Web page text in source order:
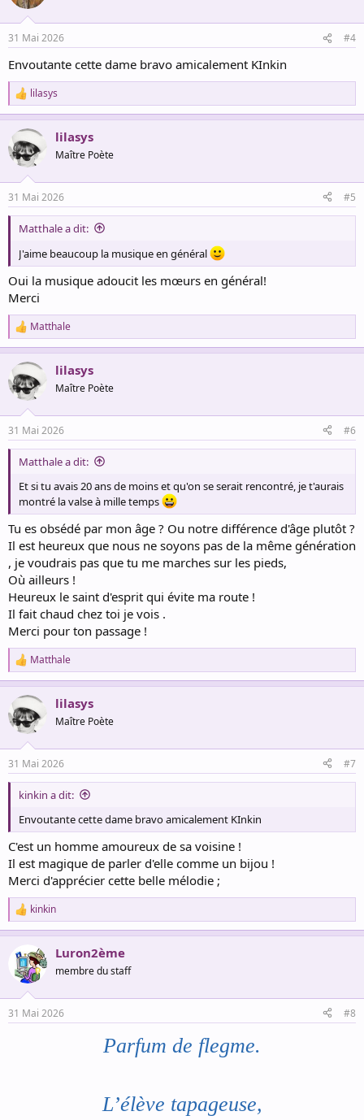
i
s
31 Mai 2026 #4
Envoutante cette dame bravo amicalement KInkin
R
e
a
c
t
i
s
:
lilasys
lilasys
Maître Poète
31 Mai 2026 #5
Matthale a dit:
J'aime beaucoup la musique en général
Oui la musique adoucit les mœurs en général!
Merci
R
e
a
c
t
i
s
:
Matthale
lilasys
Maître Poète
31 Mai 2026 #6
Matthale a dit:
Et si tu avais 20 ans de moins et qu'on se serait rencontré, je t'aurais
montré la valse à mille temps
Tu es obsédé par mon âge ? Ou notre différence d'âge plutôt ?
Il est heureux que nous ne soyons pas de la même génération
, je voudrais pas que tu me marches sur les pieds,
Où ailleurs !
Heureux le saint d'esprit qui évite ma route !
Il fait chaud chez toi je vois .
Merci pour ton passage !
R
e
a
c
t
i
s
:
Matthale
lilasys
Maître Poète
31 Mai 2026 #7
kinkin a dit:
Envoutante cette dame bravo amicalement KInkin
C'est un homme amoureux de sa voisine !
Il est magique de parler d'elle comme un bijou !
Merci d'apprécier cette belle mélodie ;
R
e
a
c
t
i
s
kinkin
Luron2ème
membre du staff
31 Mai 2026 #8
Parfum de flegme.
L’élève tapageuse,